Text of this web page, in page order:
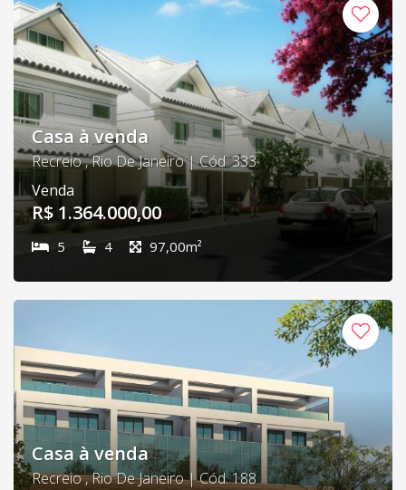
Casa à venda
Recreio , Rio De Janeiro | Cód. 333
Venda
R$ 1.364.000,00
5 4 97,00m²
Casa à venda
Recreio , Rio De Janeiro | Cód. 188